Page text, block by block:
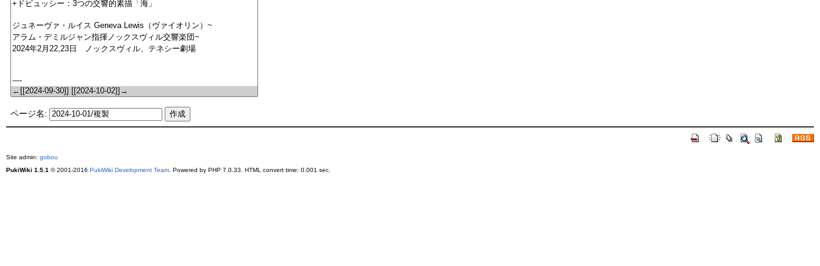
ページ名:
Site admin: gobou
PukiWiki 1.5.1 © 2001-2016 PukiWiki Development Team . Powered by PHP 7.0.33. HTML convert time: 0.001 sec.